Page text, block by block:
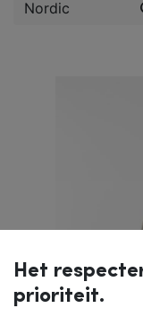
Het
prioriteit.